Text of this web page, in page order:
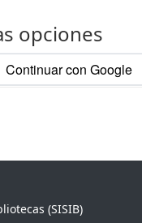
opciones
Continuar con Google
(SISIB)